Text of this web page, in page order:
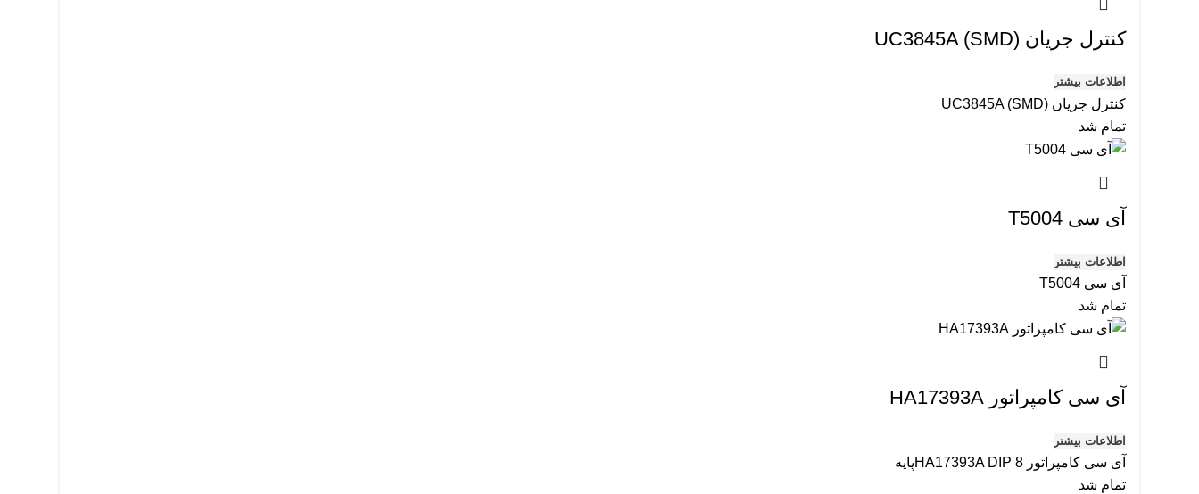
کنترل جریان UC3845A (SMD)
اطلاعات بیشتر
کنترل جریان UC3845A (SMD)
تمام شد
آی سی T5004
اطلاعات بیشتر
آی سی T5004
تمام شد
آی سی کامپراتور HA17393A
اطلاعات بیشتر
آی سی کامپراتور HA17393A DIP 8پایه
تمام شد